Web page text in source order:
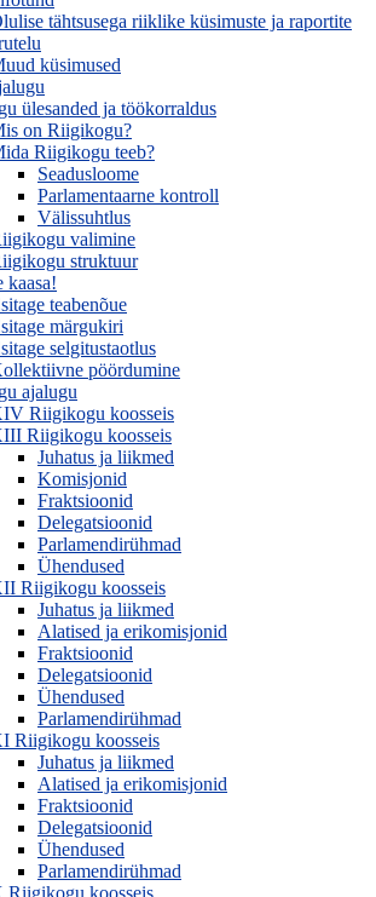
tähtsusega riiklike küsimuste ja raportite
küsimused
ülesanded ja töökorraldus
on Riigikogu?
Riigikogu teeb?
Seadusloome
Parlamentaarne kontroll
Välissuhtlus
valimine
struktuur
kaasa!
teabenõue
märgukiri
selgitustaotlus
pöördumine
ajalugu
Riigikogu koosseis
Riigikogu koosseis
Juhatus ja liikmed
Komisjonid
Fraktsioonid
Delegatsioonid
Parlamendirühmad
Ühendused
Riigikogu koosseis
Juhatus ja liikmed
Alatised ja erikomisjonid
Fraktsioonid
Delegatsioonid
Ühendused
Parlamendirühmad
Riigikogu koosseis
Juhatus ja liikmed
Alatised ja erikomisjonid
Fraktsioonid
Delegatsioonid
Ühendused
Parlamendirühmad
Riigikogu koosseis